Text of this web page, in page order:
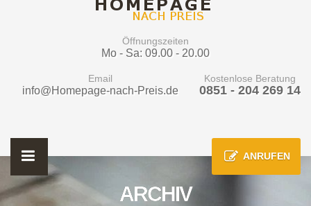
Öffnungszeiten
Mo - Sa: 09.00 - 20.00
Email
info@Homepage-nach-Preis.de
Kostenlose Beratung
0851 - 204 269 14
ANRUFEN
ARCHIV